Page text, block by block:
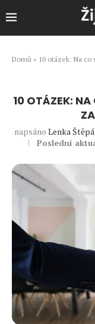
Domů » 10 otázek: Na
10 OTÁZEK:
napsáno Lenka
Poslední